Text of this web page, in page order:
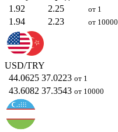
1.92
2.25 от 1
1.94 2.23 от 10000
USD/TRY
44.0625 37.0223 от 1
43.6082 37.3543 от 10000